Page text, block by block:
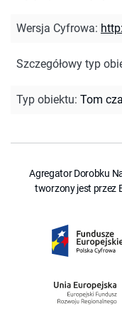
Wersja Cyfrowa:
Szczegółowy typ
Typ obiektu: Tom
Agregator Dorobku
tworzony jest przez